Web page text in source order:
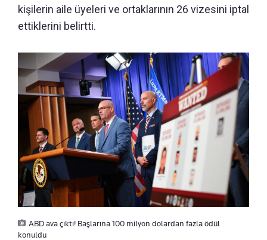
kişilerin aile üyeleri ve ortaklarının 26 vizesini iptal
ettiklerini belirtti.
ABD ava çıktı! Başlarına 100 milyon dolardan fazla ödül
konuldu